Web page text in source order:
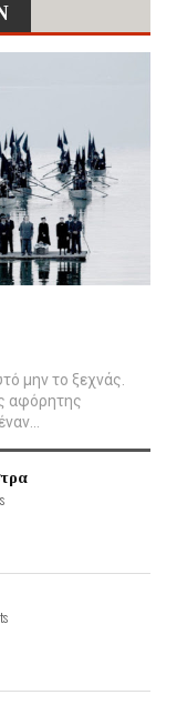
μην το ξεχνάς.
αφόρητης